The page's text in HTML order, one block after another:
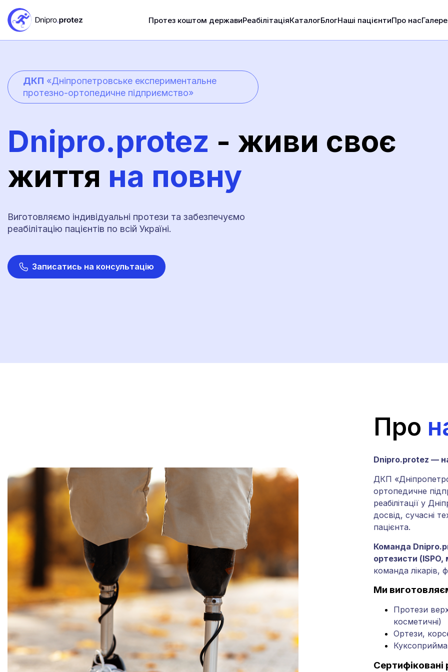
Протез коштом державиРеабілітаціяКаталогБлогНаші пацієнтиПро нас
ДКП «Дніпропетровське експериментальне
протезно-ортопедичне підприємство»
Dnipro.protez - живи своє
життя на повну
Виготовляємо індивідуальні протези та забезпечуємо
реабілітацію пацієнтів по всій Україні.
Записатись на консультацію
Про
Dnipro.protez —
ДКП
ортопедичне
реабілітації у
досвід, сучасні
пацієнта.
Команда
ортезисти (ISPO,
команда лікарів,
Ми
Протези
косметичні)
Ортези,
Сертифіковані